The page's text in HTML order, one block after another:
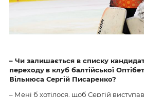
– Чи залишається в списку
переходу в клуб балтійської
Вільнюса Сергій Писаренко?
– Мені б хотілося, щоб Сергій